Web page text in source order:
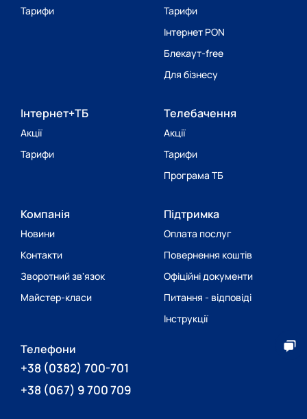
Тарифи
Тарифи
Інтернет PON
Блекаут-free
Для бізнесу
Інтернет+ТБ
Акції
Тарифи
Телебачення
Акції
Тарифи
Програма ТБ
Підтримка
Оплата послуг
Повернення коштів
Офіційні документи
Питання - відповіді
Інструкції
Компанія
Новини
Контакти
Зворотний зв'язок
Майстер-класи
Телефони
+38 (0382) 700-701
+38 (067) 9 700 709